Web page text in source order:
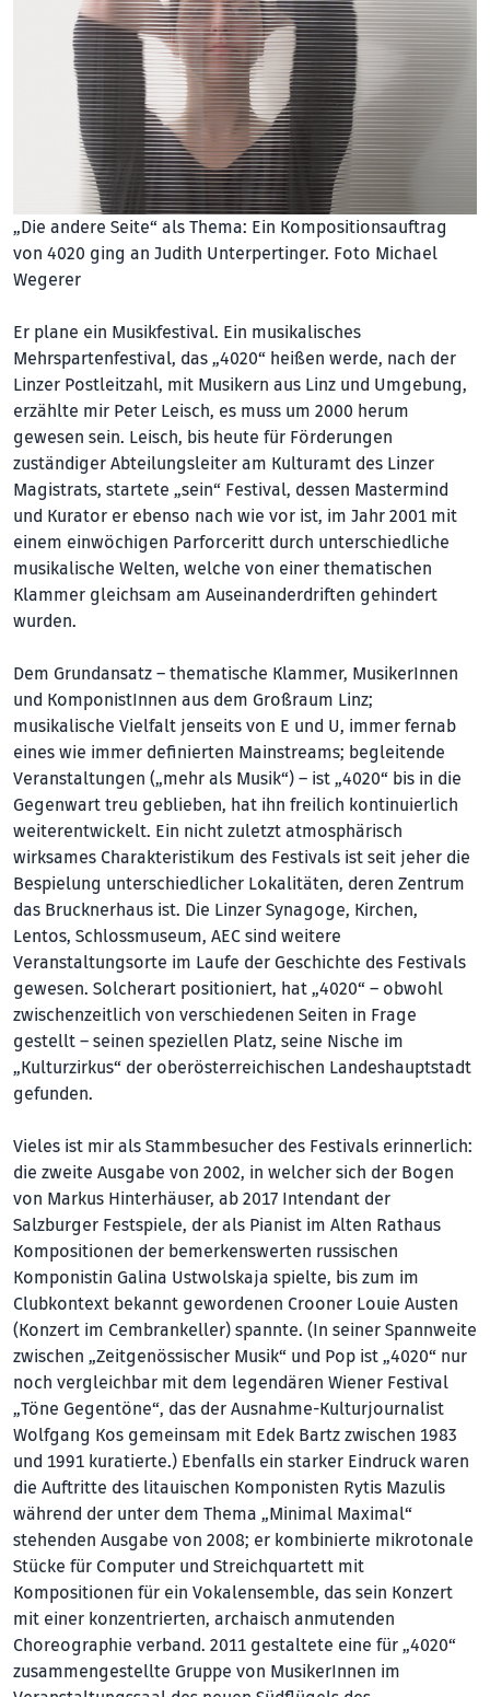
„Die andere Seite“ als Thema: Ein Kompositionsauftrag
von 4020 ging an Judith Unterpertinger. Foto Michael
Wegerer
Er plane ein Musikfestival. Ein musikalisches
Mehrspartenfestival, das „4020“ heißen werde, nach der
Linzer Postleitzahl, mit Musikern aus Linz und Umgebung,
erzählte mir Peter Leisch, es muss um 2000 herum
gewesen sein. Leisch, bis heute für Förderungen
zuständiger Abteilungsleiter am Kulturamt des Linzer
Magistrats, startete „sein“ Festival, dessen Mastermind
und Kurator er ebenso nach wie vor ist, im Jahr 2001 mit
einem einwöchigen Parforceritt durch unterschiedliche
musikalische Welten, welche von einer thematischen
Klammer gleichsam am Auseinanderdriften gehindert
wurden.
Dem Grundansatz – thematische Klammer, MusikerInnen
und KomponistInnen aus dem Großraum Linz;
musikalische Vielfalt jenseits von E und U, immer fernab
eines wie immer definierten Mainstreams; begleitende
Veranstaltungen („mehr als Musik“) – ist „4020“ bis in die
Gegenwart treu geblieben, hat ihn freilich kontinuierlich
weiterentwickelt. Ein nicht zuletzt atmosphärisch
wirksames Charakteristikum des Festivals ist seit jeher die
Bespielung unterschiedlicher Lokalitäten, deren Zentrum
das Brucknerhaus ist. Die Linzer Synagoge, Kirchen,
Lentos, Schlossmuseum, AEC sind weitere
Veranstaltungsorte im Laufe der Geschichte des Festivals
gewesen. Solcherart positioniert, hat „4020“ – obwohl
zwischenzeitlich von verschiedenen Seiten in Frage
gestellt – seinen speziellen Platz, seine Nische im
„Kulturzirkus“ der oberösterreichischen Landeshauptstadt
gefunden.
Vieles ist mir als Stammbesucher des Festivals erinnerlich:
die zweite Ausgabe von 2002, in welcher sich der Bogen
von Markus Hinterhäuser, ab 2017 Intendant der
Salzburger Festspiele, der als Pianist im Alten Rathaus
Kompositionen der bemerkenswerten russischen
Komponistin Galina Ustwolskaja spielte, bis zum im
Clubkontext bekannt gewordenen Crooner Louie Austen
(Konzert im Cembrankeller) spannte. (In seiner Spannweite
zwischen „Zeitgenössischer Musik“ und Pop ist „4020“ nur
noch vergleichbar mit dem legendären Wiener Festival
„Töne Gegentöne“, das der Ausnahme-Kulturjournalist
Wolfgang Kos gemeinsam mit Edek Bartz zwischen 1983
und 1991 kuratierte.) Ebenfalls ein starker Eindruck waren
die Auftritte des litauischen Komponisten Rytis Mazulis
während der unter dem Thema „Minimal Maximal“
stehenden Ausgabe von 2008; er kombinierte mikrotonale
Stücke für Computer und Streichquartett mit
Kompositionen für ein Vokalensemble, das sein Konzert
mit einer konzentrierten, archaisch anmutenden
Choreographie verband. 2011 gestaltete eine für „4020“
zusammengestellte Gruppe von MusikerInnen im